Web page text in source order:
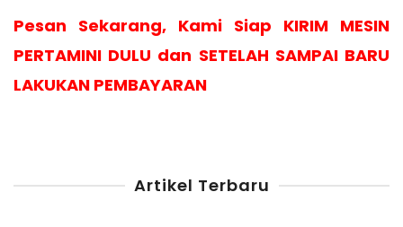
Pesan Sekarang, Kami Siap KIRIM MESIN
PERTAMINI DULU dan SETELAH SAMPAI BARU
LAKUKAN PEMBAYARAN
Artikel Terbaru